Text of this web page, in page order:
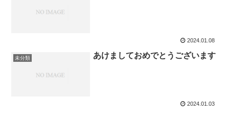
2024.01.08
未分類 あけましておめでとうございます
2024.01.03